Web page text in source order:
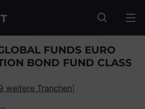
Fonds
FUNDS EURO
BOND FUND CLASS
weitere Tranchen]